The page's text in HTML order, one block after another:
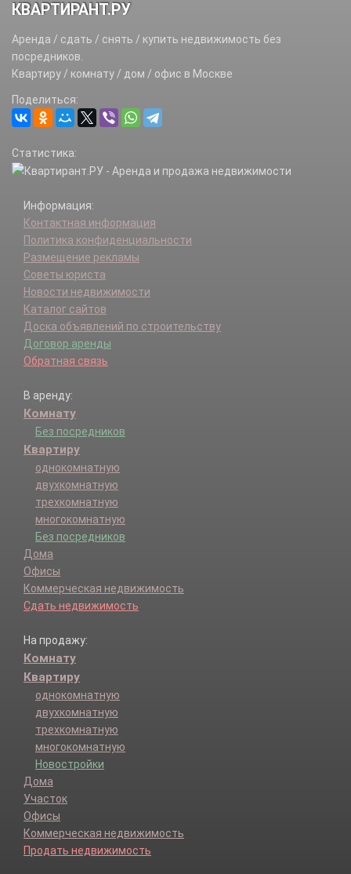
КВАРТИРАНТ.РУ
Аренда / сдать / снять / купить недвижимость без
посредников.
Квартиру / комнату / дом / офис в Москве
Поделиться:
Статистика:
Информация:
Контактная информация
Политика конфиденциальности
Размещение рекламы
Советы юриста
Новости недвижимости
Каталог сайтов
Доска объявлений по строительству
Договор аренды
Обратная связь
В аренду:
Комнату
Без посредников
Квартиру
однокомнатную
двухкомнатную
трехкомнатную
многокомнатную
Без посредников
Дома
Офисы
Коммерческая недвижимость
Сдать недвижимость
На продажу:
Комнату
Квартиру
однокомнатную
двухкомнатную
трехкомнатную
многокомнатную
Новостройки
Дома
Участок
Офисы
Коммерческая недвижимость
Продать недвижимость